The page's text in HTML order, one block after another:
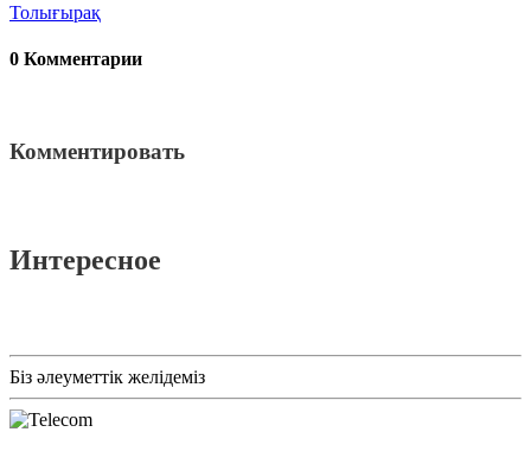
Толығырақ
0 Комментарии
Комментировать
Интересное
Біз әлеуметтік желідеміз